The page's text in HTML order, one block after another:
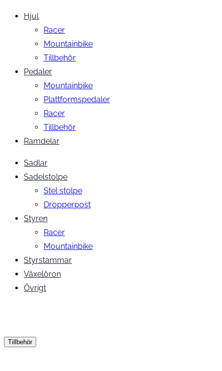
Hjul
Racer
Mountainbike
Tillbehör
Pedaler
Mountainbike
Plattformspedaler
Racer
Tillbehör
Ramdelar
Sadlar
Sadelstolpe
Stel stolpe
Dropperpost
Styren
Racer
Mountainbike
Styrstammar
Växelöron
Övrigt
Tillbehör